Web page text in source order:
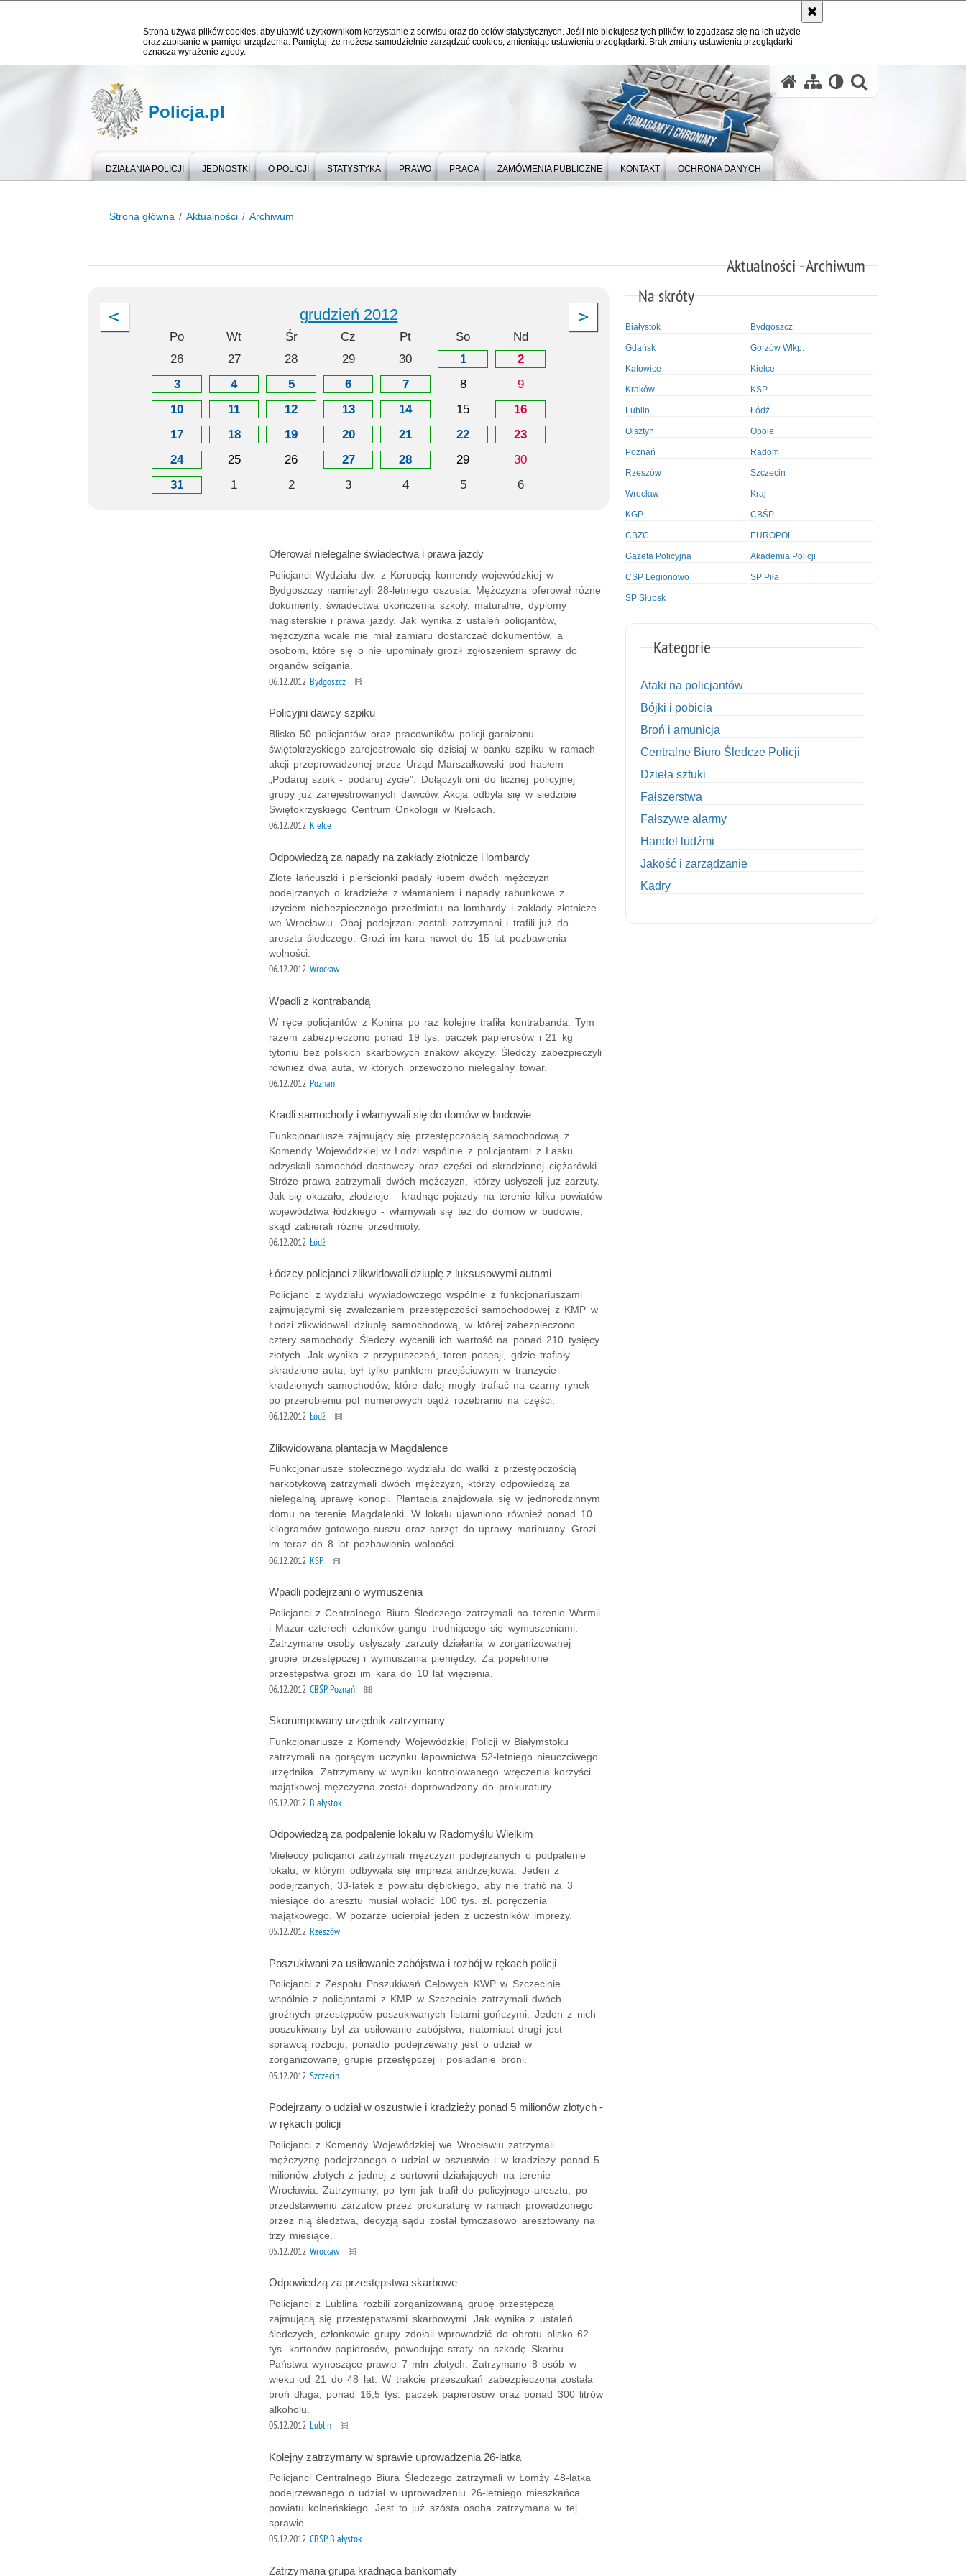
Strona używa plików cookies, aby ułatwić użytkownikom korzystanie z serwisu oraz do celów statystycznych. Jeśli nie blokujesz tych plików, to zgadzasz się na ich użycie
oraz zapisanie w pamięci urządzenia. Pamiętaj, że możesz samodzielnie zarządzać cookies, zmieniając ustawienia przeglądarki. Brak zmiany ustawienia przeglądarki
oznacza wyrażenie zgody.
Policja.pl
DZIAŁANIA POLICJI JEDNOSTKI O POLICJI STATYSTYKA PRAWO PRACA ZAMÓWIENIA PUBLICZNE KONTAKT OCHRONA DANYCH
Strona główna Aktualności Archiwum
Aktualności - Archiwum
grudzień 2012
Po Wt Śr Cz Pt So
Nd
26
27 28 29 30 1
2
3
4 5 6 7 8
9
10
11 12 13 14 15
16
17
18 19 20 21 22
23
24
25 26 27 28 29
30
31
1 2 3 4 5 6
Oferował nielegalne świadectwa i prawa jazdy
Policjanci Wydziału dw. z Korupcją komendy wojewódzkiej w
Bydgoszczy namierzyli 28-letniego oszusta. Mężczyzna oferował różne
dokumenty: świadectwa ukończenia szkoły, maturalne, dyplomy
magisterskie i prawa jazdy. Jak wynika z ustaleń policjantów,
mężczyzna wcale nie miał zamiaru dostarczać dokumentów, a
osobom, które się o nie upominały groził zgłoszeniem sprawy do
organów ścigania.
06.12.2012 Bydgoszcz
Policyjni dawcy szpiku
Blisko 50 policjantów oraz pracowników policji garnizonu
świętokrzyskiego zarejestrowało się dzisiaj w banku szpiku w ramach
akcji przeprowadzonej przez Urząd Marszałkowski pod hasłem
„Podaruj szpik - podaruj życie”. Dołączyli oni do licznej policyjnej
grupy już zarejestrowanych dawców. Akcja odbyła się w siedzibie
Świętokrzyskiego Centrum Onkologii w Kielcach.
06.12.2012 Kielce
Odpowiedzą za napady na zakłady złotnicze i lombardy
Złote łańcuszki i pierścionki padały łupem dwóch mężczyzn
podejrzanych o kradzieże z włamaniem i napady rabunkowe z
użyciem niebezpiecznego przedmiotu na lombardy i zakłady złotnicze
we Wrocławiu. Obaj podejrzani zostali zatrzymani i trafili już do
aresztu śledczego. Grozi im kara nawet do 15 lat pozbawienia
wolności.
06.12.2012 Wrocław
Wpadli z kontrabandą
W ręce policjantów z Konina po raz kolejne trafiła kontrabanda. Tym
razem zabezpieczono ponad 19 tys. paczek papierosów i 21 kg
tytoniu bez polskich skarbowych znaków akcyzy. Śledczy zabezpieczyli
również dwa auta, w których przewożono nielegalny towar.
06.12.2012 Poznań
Kradli samochody i włamywali się do domów w budowie
Funkcjonariusze zajmujący się przestępczością samochodową z
Komendy Wojewódzkiej w Łodzi wspólnie z policjantami z Łasku
odzyskali samochód dostawczy oraz części od skradzionej ciężarówki.
Stróże prawa zatrzymali dwóch mężczyzn, którzy usłyszeli już zarzuty.
Jak się okazało, złodzieje - kradnąc pojazdy na terenie kilku powiatów
województwa łódzkiego - włamywali się też do domów w budowie,
skąd zabierali różne przedmioty.
06.12.2012 Łódź
Łódzcy policjanci zlikwidowali dziuplę z luksusowymi autami
Policjanci z wydziału wywiadowczego wspólnie z funkcjonariuszami
zajmującymi się zwalczaniem przestępczości samochodowej z KMP w
Łodzi zlikwidowali dziuplę samochodową, w której zabezpieczono
cztery samochody. Śledczy wycenili ich wartość na ponad 210 tysięcy
złotych. Jak wynika z przypuszczeń, teren posesji, gdzie trafiały
skradzione auta, był tylko punktem przejściowym w tranzycie
kradzionych samochodów, które dalej mogły trafiać na czarny rynek
po przerobieniu pól numerowych bądź rozebraniu na części.
06.12.2012 Łódź
Zlikwidowana plantacja w Magdalence
Funkcjonariusze stołecznego wydziału do walki z przestępczością
narkotykową zatrzymali dwóch mężczyzn, którzy odpowiedzą za
nielegalną uprawę konopi. Plantacja znajdowała się w jednorodzinnym
domu na terenie Magdalenki. W lokalu ujawniono również ponad 10
kilogramów gotowego suszu oraz sprzęt do uprawy marihuany. Grozi
im teraz do 8 lat pozbawienia wolności.
06.12.2012 KSP
Wpadli podejrzani o wymuszenia
Policjanci z Centralnego Biura Śledczego zatrzymali na terenie Warmii
i Mazur czterech członków gangu trudniącego się wymuszeniami.
Zatrzymane osoby usłyszały zarzuty działania w zorganizowanej
grupie przestępczej i wymuszania pieniędzy. Za popełnione
przestępstwa grozi im kara do 10 lat więzienia.
06.12.2012 CBŚP, Poznań
Skorumpowany urzędnik zatrzymany
Funkcjonariusze z Komendy Wojewódzkiej Policji w Białymstoku
zatrzymali na gorącym uczynku łapownictwa 52-letniego nieuczciwego
urzędnika. Zatrzymany w wyniku kontrolowanego wręczenia korzyści
majątkowej mężczyzna został doprowadzony do prokuratury.
05.12.2012 Białystok
Odpowiedzą za podpalenie lokalu w Radomyślu Wielkim
Mieleccy policjanci zatrzymali mężczyzn podejrzanych o podpalenie
lokalu, w którym odbywała się impreza andrzejkowa. Jeden z
podejrzanych, 33-latek z powiatu dębickiego, aby nie trafić na 3
miesiące do aresztu musiał wpłacić 100 tys. zł. poręczenia
majątkowego. W pożarze ucierpiał jeden z uczestników imprezy.
05.12.2012 Rzeszów
Poszukiwani za usiłowanie zabójstwa i rozbój w rękach policji
Policjanci z Zespołu Poszukiwań Celowych KWP w Szczecinie
wspólnie z policjantami z KMP w Szczecinie zatrzymali dwóch
groźnych przestępców poszukiwanych listami gończymi. Jeden z nich
poszukiwany był za usiłowanie zabójstwa, natomiast drugi jest
sprawcą rozboju, ponadto podejrzewany jest o udział w
zorganizowanej grupie przestępczej i posiadanie broni.
05.12.2012 Szczecin
Podejrzany o udział w oszustwie i kradzieży ponad 5 milionów złotych -
w rękach policji
Policjanci z Komendy Wojewódzkiej we Wrocławiu zatrzymali
mężczyznę podejrzanego o udział w oszustwie i w kradzieży ponad 5
milionów złotych z jednej z sortowni działających na terenie
Wrocławia. Zatrzymany, po tym jak trafił do policyjnego aresztu, po
przedstawieniu zarzutów przez prokuraturę w ramach prowadzonego
przez nią śledztwa, decyzją sądu został tymczasowo aresztowany na
trzy miesiące.
05.12.2012 Wrocław
Odpowiedzą za przestępstwa skarbowe
Policjanci z Lublina rozbili zorganizowaną grupę przestępczą
zajmującą się przestępstwami skarbowymi. Jak wynika z ustaleń
śledczych, członkowie grupy zdołali wprowadzić do obrotu blisko 62
tys. kartonów papierosów, powodując straty na szkodę Skarbu
Państwa wynoszące prawie 7 mln złotych. Zatrzymano 8 osób w
wieku od 21 do 48 lat. W trakcie przeszukań zabezpieczona została
broń długa, ponad 16,5 tys. paczek papierosów oraz ponad 300 litrów
alkoholu.
05.12.2012 Lublin
Kolejny zatrzymany w sprawie uprowadzenia 26-latka
Policjanci Centralnego Biura Śledczego zatrzymali w Łomży 48-latka
podejrzewanego o udział w uprowadzeniu 26-letniego mieszkańca
powiatu kolneńskiego. Jest to już szósta osoba zatrzymana w tej
sprawie.
05.12.2012 CBŚP, Białystok
Zatrzymana grupa kradnąca bankomaty
Na skróty
Białystok Bydgoszcz
Gdańsk Gorzów Wlkp.
Katowice Kielce
Kraków KSP
Lublin Łódź
Olsztyn Opole
Poznań Radom
Rzeszów Szczecin
Wrocław Kraj
KGP CBŚP
CBZC EUROPOL
Gazeta Policyjna Akademia Policji
CSP Legionowo SP Piła
SP Słupsk
Kategorie
Ataki na policjantów
Bójki i pobicia
Broń i amunicja
Centralne Biuro Śledcze Policji
Dzieła sztuki
Fałszerstwa
Fałszywe alarmy
Handel ludźmi
Jakość i zarządzanie
Kadry